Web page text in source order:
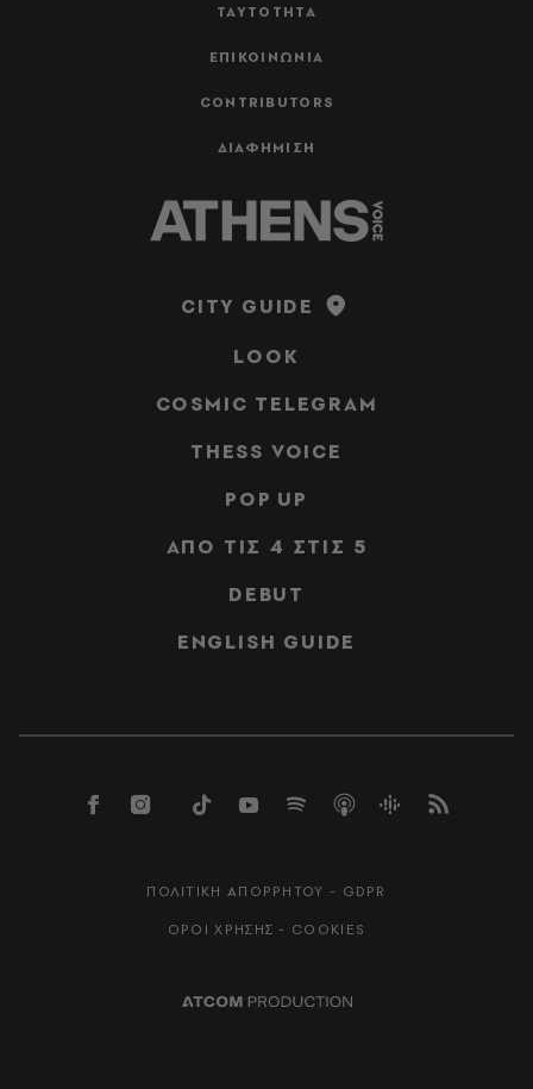
ΤΑΥΤΟΤΗΤΑ
ΕΠΙΚΟΙΝΩΝΙΑ
CONTRIBUTORS
ΔΙΑΦΗΜΙΣΗ
CITY GUIDE
LOOK
COSMIC TELEGRAM
THESS VOICE
POP UP
ΑΠΟ ΤΙΣ 4 ΣΤΙΣ 5
DEBUT
ENGLISH GUIDE
ΠΟΛΙΤΙΚΗ ΑΠΟΡΡΗΤΟΥ - GDPR
ΟΡΟΙ ΧΡΗΣΗΣ - COOKIES